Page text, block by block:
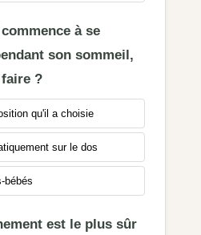
à se
son sommeil,
?
qu'il a choisie
sur le dos
bébés
est le plus sûr